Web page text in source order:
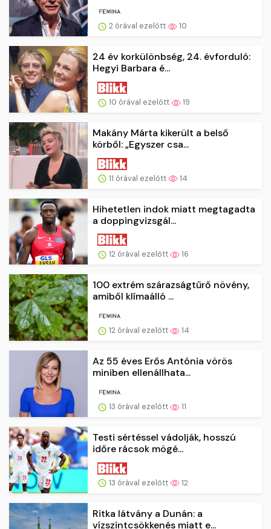
2 órával ezelőtt 10
24 év korkülönbség, 24. évforduló:
Hegyi Barbara é...
10 órával ezelőtt 19
Makány Márta kikerült a belső
körből: „Egyszer csa...
11 órával ezelőtt 14
Hihetetlen indok miatt megtagadta
a doppingvizsgál...
12 órával ezelőtt 16
100 extrém szárazságtűrő növény,
amiből klímaálló ...
12 órával ezelőtt 14
Az 55 éves Erős Antónia vörös
miniben ellenállhata...
13 órával ezelőtt 11
Testi sértéssel vádolják, hosszú
időre rácsok mögé...
13 órával ezelőtt 12
Ritka látvány a Dunán: a
vízszintcsökkenés miatt e...